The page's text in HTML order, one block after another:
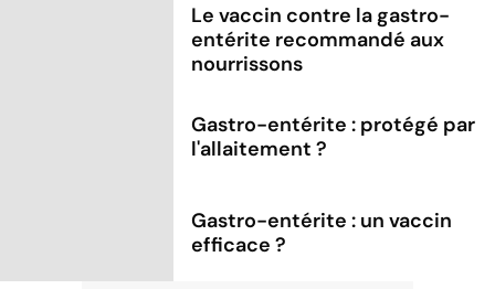
Le vaccin contre la gastro-
entérite recommandé aux
nourrissons
Gastro-entérite : protégé par
l'allaitement ?
Gastro-entérite : un vaccin
efficace ?